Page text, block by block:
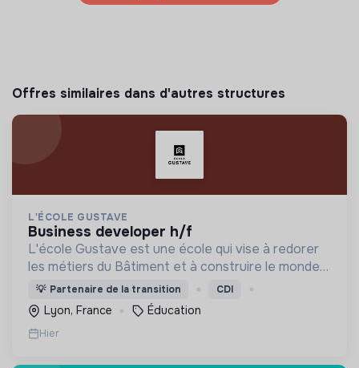
Offres similaires dans d'autres structures
L'ÉCOLE GUSTAVE
business developer h/f
L'école Gustave est une école qui vise à redorer
les métiers du Bâtiment et à construire le monde
de demain. Notre ESS recrute ses apprenants en
fonction de leur motivation et non de leur diplôme.
💡 Partenaire de la transition CDI
Lyon, France Éducation
Hier